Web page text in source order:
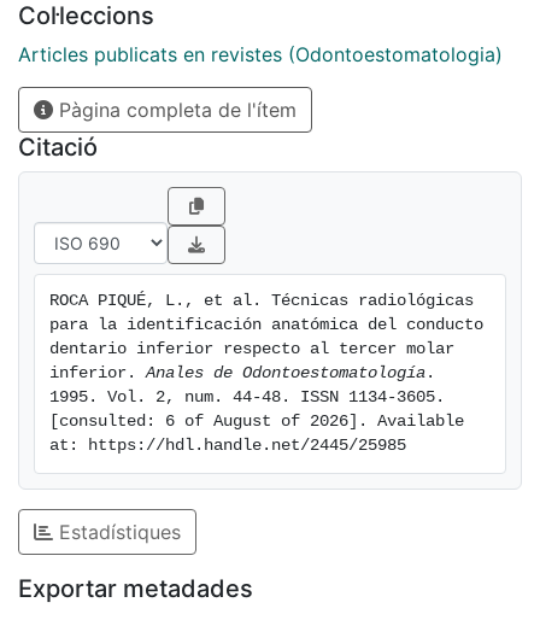
como sus diversas indicaciones y los signos
radiológicos útiles para determinar la situación y
trayecto del conducto dentario inferior con respecto a
los ápices.
Col·leccions
Articles publicats en revistes (Odontoestomatologia)
Pàgina completa de l'ítem
Citació
ROCA PIQUÉ, L., et al. Técnicas radiológicas
para la identificación anatómica del conducto
dentario inferior respecto al tercer molar
inferior. Anales de Odontoestomatología .
1995. Vol. 2, num. 44-48. ISSN 1134-3605.
[consulted: 6 of August of 2026]. Available
at: https://hdl.handle.net/2445/25985
Estadístiques
Exportar metadades